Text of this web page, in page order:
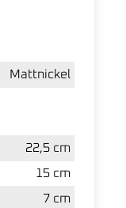
Mattnickel
22,5 cm
15 cm
7 cm